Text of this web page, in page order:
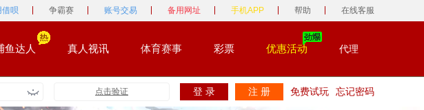
借呗 争霸赛 账号交易 备用网址 手机APP 帮助 在线客服
鱼达人 真人视讯 体育赛事 彩票 优惠活动 代理
点击验证 登 录 注 册 免费试玩 忘记密码